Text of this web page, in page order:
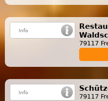
79117
79117